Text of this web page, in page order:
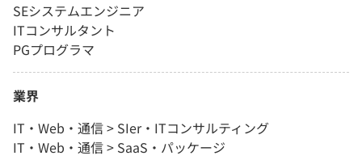
SEシステムエンジニア
ITコンサルタント
PGプログラマ
業界
IT・Web・通信 > SIer・ITコンサルティング
IT・Web・通信 > SaaS・パッケージ